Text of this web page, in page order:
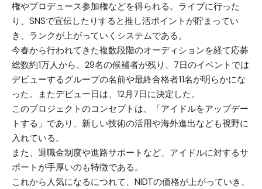
権やプロデュース参加権などを得られる。ライブに行った
り、SNSで宣伝したりすると推し活ポイントが貯まってい
き、ランクが上がっていくシステムである。
今春から行われてきた複数段階のオーディションを経て応募
総数約1万人から、29名の候補者が残り、7日のイベントでは
デビューするグループの名前や最終合格者11名が明らかにな
った。またデビュー日は、12月7日に決定した。
このプロジェクトのコンセプトは、「アイドルをアップデー
トする」であり、新しい技術の活用や海外進出なども視野に
入れている。
また、退職金制度や進路サポートなど、アイドルに対するサ
ポートが手厚いのも特徴である。
これから人気になるにつれて、NIDTの価格が上がっていき、